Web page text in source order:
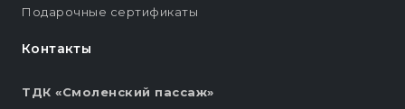
Контакты
ТДК «Смоленский пассаж»
Подарочные сертификаты